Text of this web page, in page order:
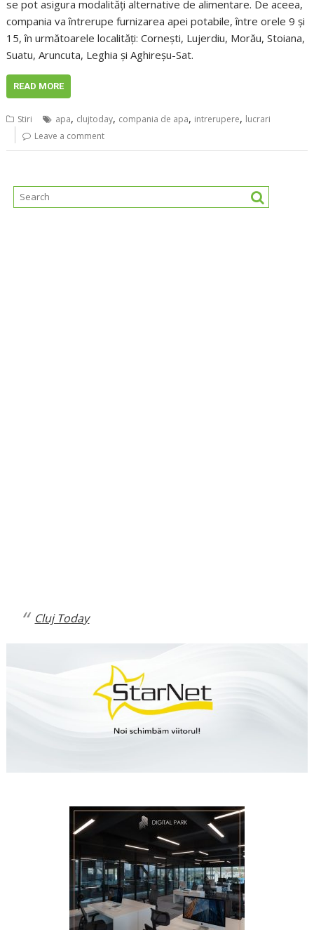
se pot asigura modalităţi alternative de alimentare. De aceea,
compania va întrerupe furnizarea apei potabile, între orele 9 şi
15, în următoarele localităţi: Corneşti, Lujerdiu, Morău, Stoiana,
Suatu, Aruncuta, Leghia şi Aghireşu-Sat.
READ MORE
Stiri apa, clujtoday, compania de apa, intrerupere, lucrari
Leave a comment
Cluj Today